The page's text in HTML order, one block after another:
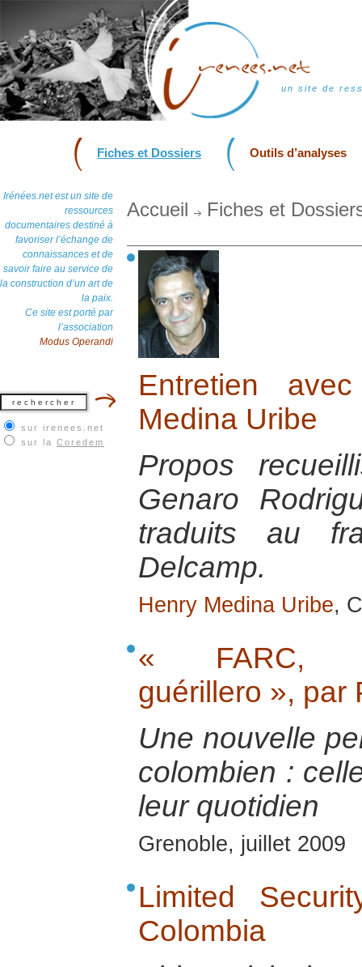
un site de
Fiches et Dossiers Outils d’analyses
Irénées.net est un site de
ressources
documentaires destiné à
favoriser l’échange de
connaissances et de
savoir faire au service de
la construction d’un art de
la paix.
Ce site est porté par
l’association
Modus Operandi
sur irenees.net
sur la Coredem
Accueil Fiches et
Entretien
Medina Uribe
Propos
Genaro
traduits au
Delcamp.
Henry Medina Uribe,
« FARC,
guérillero », par
Une nouvelle
colombien :
leur quotidien
Grenoble, juillet 2009
Limited
Colombia